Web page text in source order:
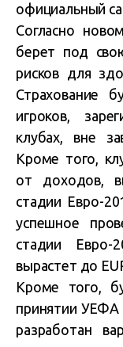
официальный
Согласно
берет под
рисков для
Страхование
игроков,
клубах, вне
Кроме того,
от доходов,
стадии Евро-
успешное
стадии
вырастет до
Кроме того,
принятии УЕФА
разработан